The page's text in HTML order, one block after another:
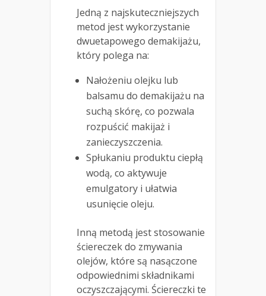
Jedną z najskuteczniejszych
metod jest wykorzystanie
dwuetapowego demakijażu,
który polega na:
Nałożeniu olejku lub
balsamu do demakijażu na
suchą skórę, co pozwala
rozpuścić makijaż i
zanieczyszczenia.
Spłukaniu produktu ciepłą
wodą, co aktywuje
emulgatory i ułatwia
usunięcie oleju.
Inną metodą jest stosowanie
ściereczek do zmywania
olejów, które są nasączone
odpowiednimi składnikami
oczyszczającymi. Ściereczki te